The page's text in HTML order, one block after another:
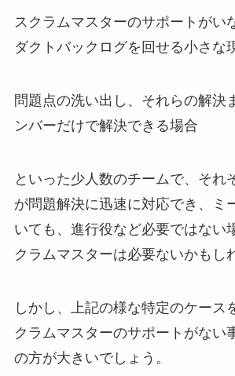
スクラムマスターのサポートがい
ダクトバックログを回せる小さな
問題点の洗い出し、それらの解決
ンバーだけで解決できる場合
といった少人数のチームで、それ
が問題解決に迅速に対応でき、ミ
いても、進行役など必要ではない
クラムマスターは必要ないかもし
しかし、上記の様な特定のケース
クラムマスターのサポートがない
の方が大きいでしょう。